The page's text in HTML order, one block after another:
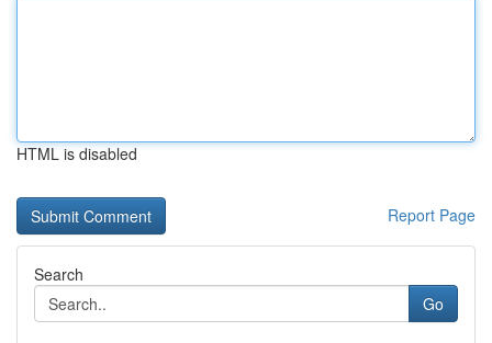
HTML is disabled
Report Page
Search
Go